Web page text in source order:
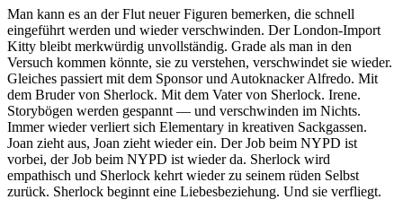
Man kann es an der Flut neuer Figuren bemerken, die schnell
eingeführt werden und wieder verschwinden. Der London-Import
Kitty bleibt merkwürdig unvollständig. Grade als man in den
Versuch kommen könnte, sie zu verstehen, verschwindet sie wieder.
Gleiches passiert mit dem Sponsor und Autoknacker Alfredo. Mit
dem Bruder von Sherlock. Mit dem Vater von Sherlock. Irene.
Storybögen werden gespannt — und verschwinden im Nichts.
Immer wieder verliert sich Elementary in kreativen Sackgassen.
Joan zieht aus, Joan zieht wieder ein. Der Job beim NYPD ist
vorbei, der Job beim NYPD ist wieder da. Sherlock wird
empathisch und Sherlock kehrt wieder zu seinem rüden Selbst
zurück. Sherlock beginnt eine Liebesbeziehung. Und sie verfliegt.